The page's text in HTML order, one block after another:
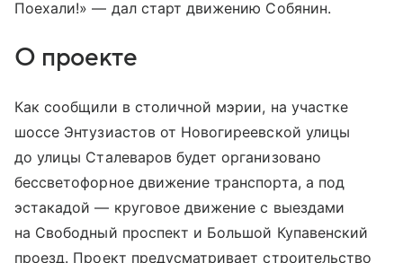
Поехали!» — дал старт движению Собянин.
О проекте
Как сообщили в столичной мэрии, на участке
шоссе Энтузиастов от Новогиреевской улицы
до улицы Сталеваров будет организовано
бессветофорное движение транспорта, а под
эстакадой — круговое движение с выездами
на Свободный проспект и Большой Купавенский
проезд. Проект предусматривает строительство